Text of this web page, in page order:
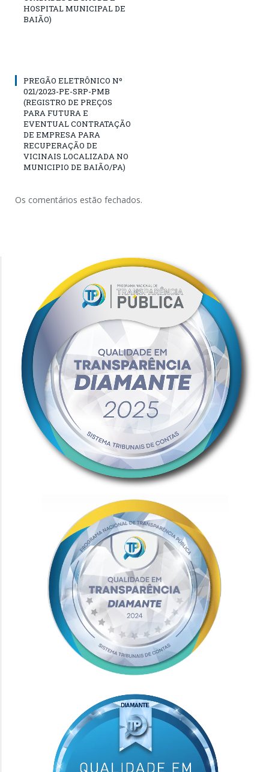
HOSPITAL MUNICIPAL DE
BAIÃO)
PREGÃO ELETRÔNICO Nº
021/2023-PE-SRP-PMB
(REGISTRO DE PREÇOS
PARA FUTURA E
EVENTUAL CONTRATAÇÃO
DE EMPRESA PARA
RECUPERAÇÃO DE
VICINAIS LOCALIZADA NO
MUNICIPIO DE BAIÃO/PA)
Os comentários estão fechados.